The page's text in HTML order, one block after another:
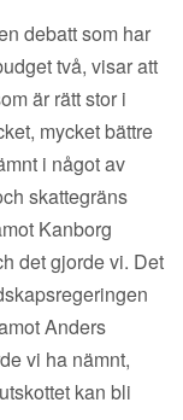
debatt som har
två, visar att
är rätt stor i
mycket bättre
i något av
skattegräns
Kanborg
det gjorde vi. Det
Anders
vi ha nämnt,
kan bli